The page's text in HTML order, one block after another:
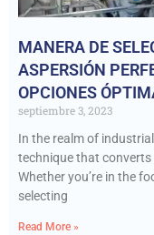
MANERA DE
ASPERSIÓN
OPCIONES
septiembre 3, 2023
In the realm of
technique that
Whether you’re in the
selecting
Read More »